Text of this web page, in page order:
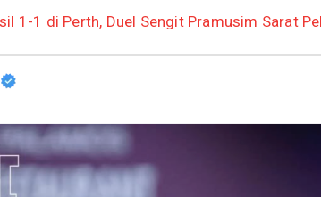
1-1 di Perth, Duel Sengit Pramusim Sarat